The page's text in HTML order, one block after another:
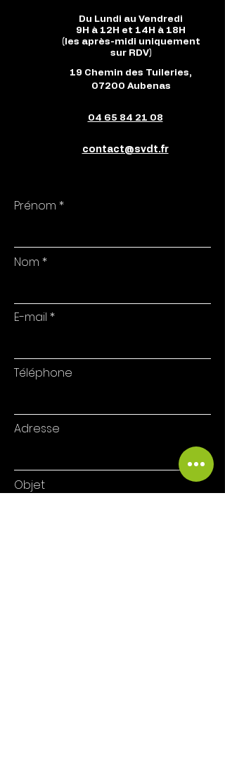
Du Lundi au Vendredi
9H à 12H et 14H à 18H
(les après-midi uniquement
sur RDV)
19 Chemin des Tuileries,
07200 Aubenas
04 65 84 21 08
contact@svdt.fr
Prénom
Nom
E-mail
Téléphone
Adresse
Objet